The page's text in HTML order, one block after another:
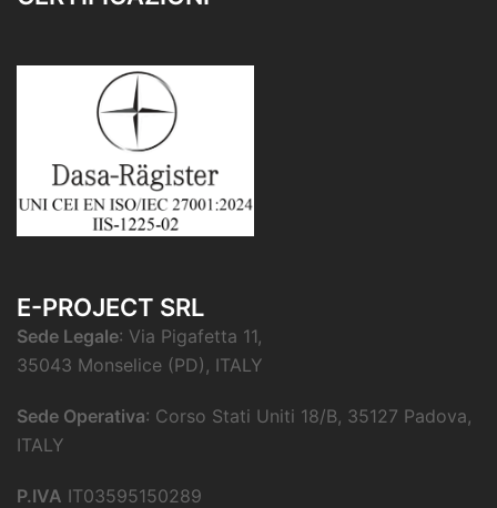
E-PROJECT SRL
Sede Legale: Via Pigafetta 11,
35043 Monselice (PD), ITALY
Sede Operativa: Corso Stati Uniti 18/B, 35127 Padova,
ITALY
P.IVA IT03595150289